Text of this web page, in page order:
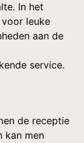
In het
leuke
aan de
service.
de receptie
kan men